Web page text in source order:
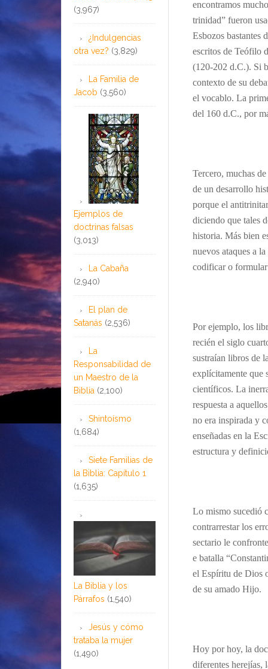
encontramos
trinidad” fueron
Esbozos bastantes
escritos de Teófilo
(120-202 d.C.). Si
contexto de su
el vocablo. La
del 160 d.C., por
Tercero, muchas
de un desarrollo
porque el
diciendo que tales
historia. Más bien
nuevos ataques a
codificar o formular
Por ejemplo, los
recién el siglo
sustraían libros de
explícitamente que
científicos. La
respuesta a
no era inspirada y
enseñadas en la
estructura y
Lo mismo sucedió
contrarrestar los
sectario le
e batalla
el Espíritu de Dios
de su amado Hijo.
Hoy por hoy, la
diferentes herejías,
(3,967)
¿Indulgencias
otra vez? (3,829)
La Familia de
Jacob (3,560)
Ejemplos de
doctrinas falsas
(3,013)
La Cabaña
(2,940)
El plan de
Satanás (2,536)
La
Responsabilidad de
un Maestro de la
Biblia (2,100)
Shintoísmo
(1,684)
Siete Familias de
la Biblia: Capítulo 1
(1,635)
La Biblia y los
Párrafos (1,540)
Jesús y cómo
trataba la mujer
(1,490)